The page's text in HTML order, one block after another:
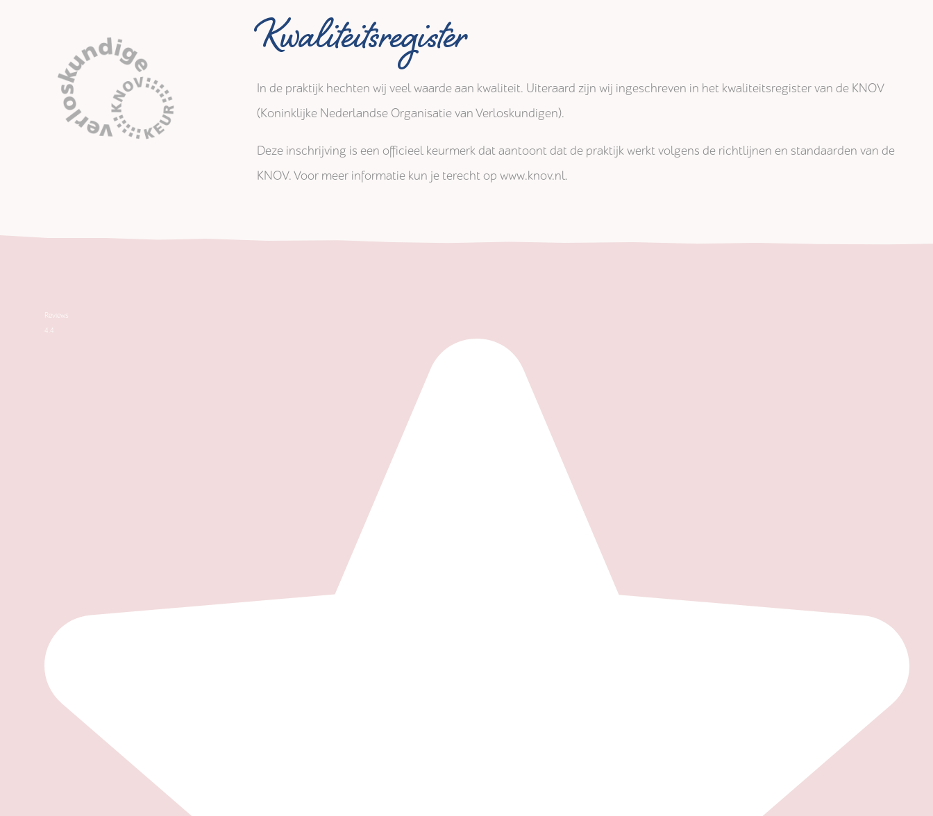
Kwaliteitsregister
In de praktijk hechten wij veel waarde aan kwaliteit. Uiteraard zijn wij ingeschreven in het kwaliteitsregister van de KNOV
(Koninklijke Nederlandse Organisatie van Verloskundigen).
Deze inschrijving is een officieel keurmerk dat aantoont dat de praktijk werkt volgens de richtlijnen en standaarden van de
KNOV. Voor meer informatie kun je terecht op www.knov.nl.
Reviews